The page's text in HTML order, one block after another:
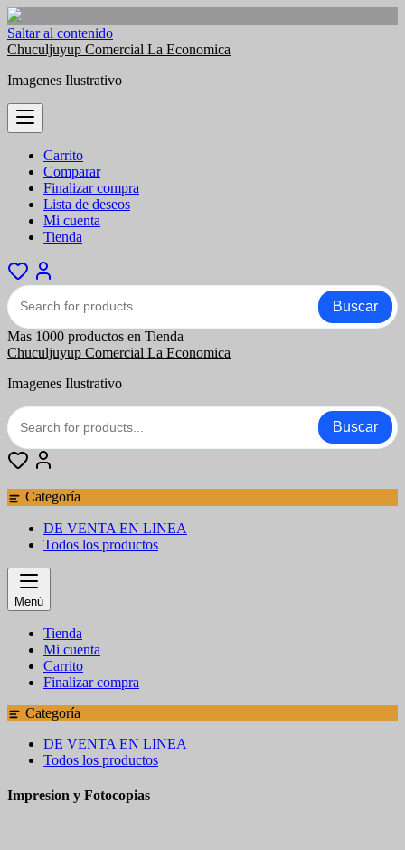
Saltar al contenido
Chuculjuyup Comercial La Economica
Imagenes Ilustrativo
Carrito
Comparar
Finalizar compra
Lista de deseos
Mi cuenta
Tienda
Buscar
Mas 1000 productos en Tienda
Chuculjuyup Comercial La Economica
Imagenes Ilustrativo
Buscar
Categoría
DE VENTA EN LINEA
Todos los productos
Menú
Tienda
Mi cuenta
Carrito
Finalizar compra
Categoría
DE VENTA EN LINEA
Todos los productos
Impresion y Fotocopias